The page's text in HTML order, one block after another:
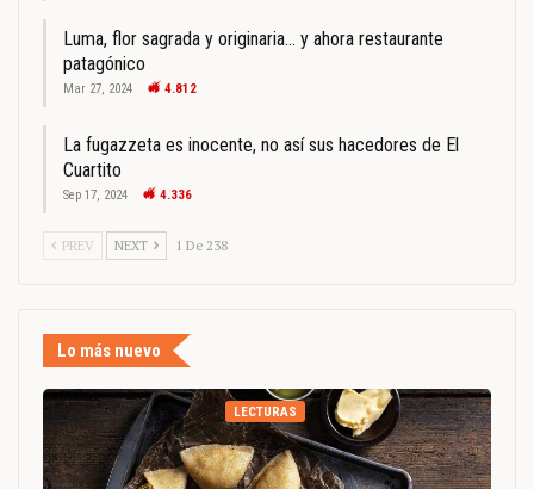
Luma, flor sagrada y originaria… y ahora restaurante
patagónico
Mar 27, 2024 4.812
La fugazzeta es inocente, no así sus hacedores de El
Cuartito
Sep 17, 2024 4.336
PREV NEXT 1 De 238
Lo más nuevo
LECTURAS